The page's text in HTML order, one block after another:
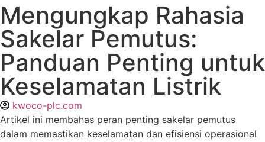
Mengungkap Rahasia
Sakelar Pemutus:
Panduan Penting untuk
Keselamatan Listrik
kwoco-plc.com
Artikel ini membahas peran penting sakelar pemutus
dalam memastikan keselamatan dan efisiensi operasional